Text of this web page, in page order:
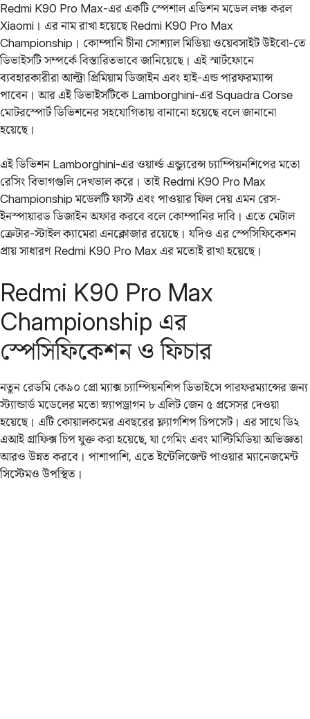
Redmi K90 Pro Max-এর একটি স্পেশাল এডিশন মডেল লঞ্চ করল
Xiaomi। এর নাম রাখা হয়েছে Redmi K90 Pro Max
Championship। কোম্পানি চীনা সোশ্যাল মিডিয়া ওয়েবসাইট উইবো-তে
ডিভাইসটি সম্পর্কে বিস্তারিতভাবে জানিয়েছে। এই স্মার্টফোনে
ব্যবহারকারীরা আল্ট্রা প্রিমিয়াম ডিজাইন এবং হাই-এন্ড পারফরম্যান্স
পাবেন। আর এই ডিভাইসটিকে Lamborghini-এর Squadra Corse
মোটরস্পোর্ট ডিভিশনের সহযোগিতায় বানানো হয়েছে বলে জানানো
হয়েছে।
এই ডিভিশন Lamborghini-এর ওয়ার্ল্ড এন্ড্যুরেন্স চ্যাম্পিয়নশিপের মতো
রেসিং বিভাগগুলি দেখভাল করে। তাই Redmi K90 Pro Max
Championship মডেলটি ফাস্ট এবং পাওয়ার ফিল দেয় এমন রেস-
ইনস্পায়ারড ডিজাইন অফার করবে বলে কোম্পানির দাবি। এতে মেটাল
ক্রেটার-স্টাইল ক্যামেরা এনক্লোজার রয়েছে। যদিও এর স্পেসিফিকেশন
প্রায় সাধারণ Redmi K90 Pro Max এর মতোই রাখা হয়েছে।
Redmi K90 Pro Max
Championship এর
স্পেসিফিকেশন ও ফিচার
নতুন রেডমি কে৯০ প্রো ম্যাক্স চ্যাম্পিয়নশিপ ডিভাইসে পারফরম্যান্সের জন্য
স্ট্যান্ডার্ড মডেলের মতো স্ন্যাপড্রাগন ৮ এলিট জেন ৫ প্রসেসর দেওয়া
হয়েছে। এটি কোয়ালকমের এবছরের ফ্ল্যাগশিপ চিপসেট। এর সাথে ডি২
এআই গ্রাফিক্স চিপ যুক্ত করা হয়েছে, যা গেমিং এবং মাল্টিমিডিয়া অভিজ্ঞতা
আরও উন্নত করবে। পাশাপাশি, এতে ইন্টেলিজেন্ট পাওয়ার ম্যানেজমেন্ট
সিস্টেমও উপস্থিত।